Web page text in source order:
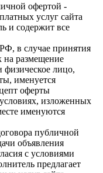
офертой -
услуг сайта
и содержит все
в случае принятия
на размещение
лицо,
именуется
оферты
изложенных
именуются
публичной
объявления
с условиями
предлагает